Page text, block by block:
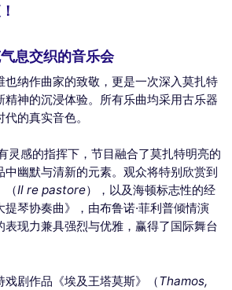
息交织的音乐会
也纳作曲家的致敬，更是一次深入莫扎特
精神的沉浸体验。所有乐曲均采用古乐器
的真实音色。
灵感的指挥下，节目融合了莫扎特明亮的
幽默与清新的元素。观众将特别欣赏到
（Il re pastore），以及海顿标志性的经
琴协奏曲》，由布鲁诺·菲利普倾情演
表现力兼具强烈与优雅，赢得了国际舞台
剧作品《埃及王塔莫斯》（Thamos,